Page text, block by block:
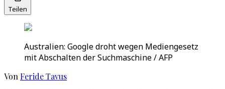
Teilen
Australien: Google droht wegen Mediengesetz
mit Abschalten der Suchmaschine / AFP
Von Feride Tavus